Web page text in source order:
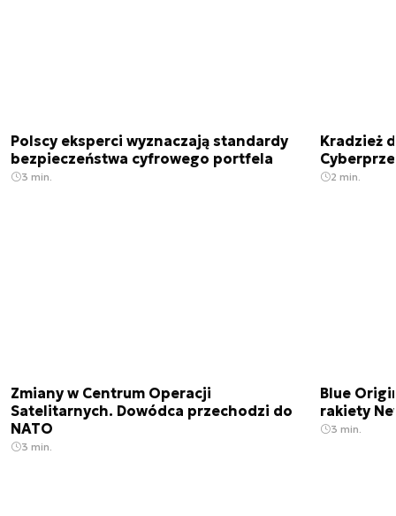
Polscy eksperci wyznaczają standardy
bezpieczeństwa cyfrowego portfela
3 min.
Kradzież
2 min.
Zmiany w Centrum Operacji
Satelitarnych. Dowódca przechodzi do
NATO
3 min.
Blue
rakiety
3 min.